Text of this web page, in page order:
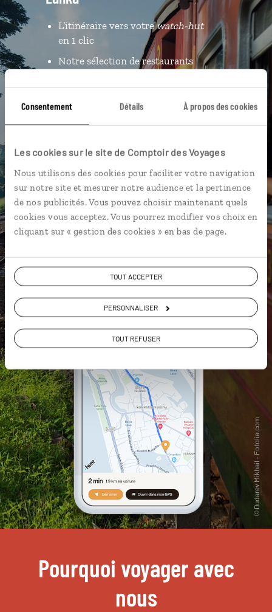
Consentement Détails À propos des cookies
Les cookies sur le site de Comptoir des Voyages
Nous utilisons des cookies pour faciliter votre navigation
sur notre site et mesurer notre audience et la pertinence
de nos publicités. Vous pouvez choisir maintenant quels
cookies vous acceptez. Vous pourrez modifier vos choix en
cliquant sur « gestion des cookies » en bas de page.
TOUT ACCEPTER
PERSONNALISER
TOUT REFUSER
L’itinéraire vers votrewatch-hut
en 1 clic
Notre sélection de restaurants
géolocalisés
vous-même
DÉCOUVRIR LUCIOLE
Pourquoi voyager avec
nous